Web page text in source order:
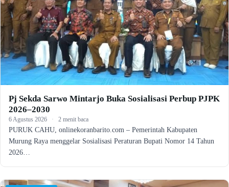
Pj Sekda Sarwo Mintarjo Buka Sosialisasi Perbup PJPK
2026–2030
6 Agustus 2026 · 2 menit baca
PURUK CAHU, onlinekoranbarito.com – Pemerintah Kabupaten
Murung Raya menggelar Sosialisasi Peraturan Bupati Nomor 14 Tahun
2026…